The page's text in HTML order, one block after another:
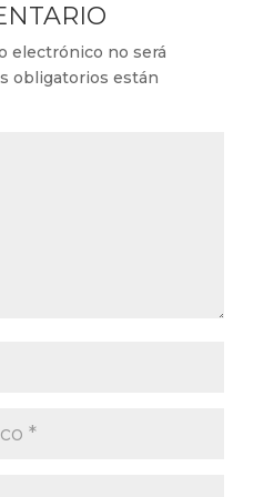
electrónico no será
obligatorios están